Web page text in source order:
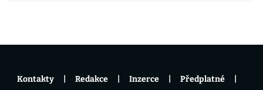
Kontakty Redakce Inzerce Předplatné